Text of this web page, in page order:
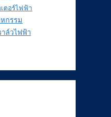
ตอร์ไฟฟ้า
กรรม
ล์วไฟฟ้า